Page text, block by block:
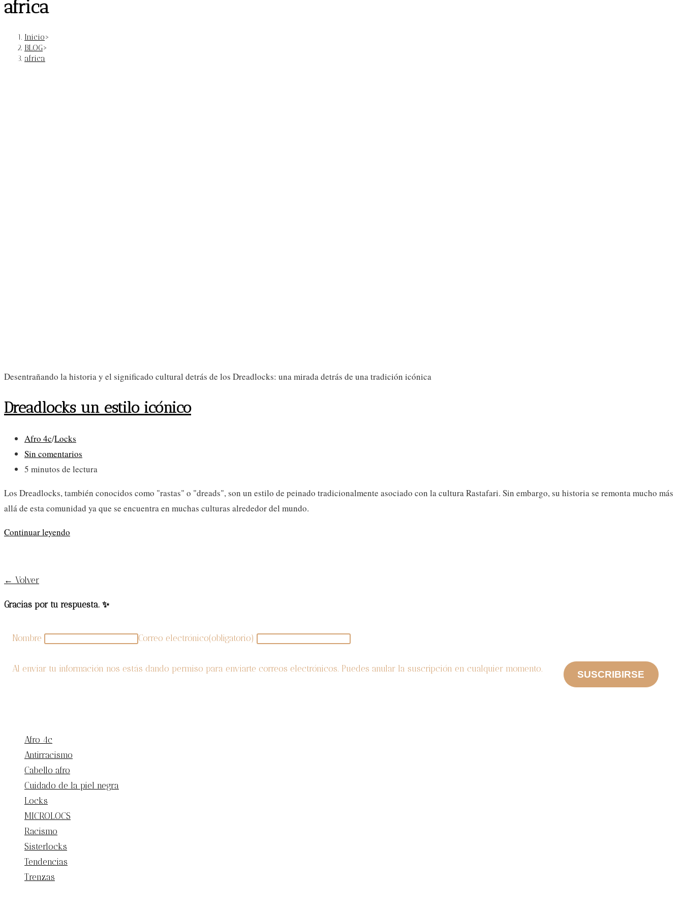
africa
Inicio>
BLOG>
africa
Desentrañando la historia y el significado cultural detrás de los Dreadlocks: una mirada detrás de una tradición icónica
Dreadlocks un estilo icónico
Categoría
de
la
Afro 4c/Locks
Comentarios
de
entrada:
Sin comentarios
Tiempo
lectura:
5 minutos de lectura
Los Dreadlocks, también conocidos como "rastas" o "dreads", son un estilo de peinado tradicionalmente asociado con la cultura Rastafari. Sin embargo, su historia se remonta mucho más
allá de esta comunidad ya que se encuentra en muchas culturas alrededor del mundo.
Continuar leyendo
← Volver
Gracias por tu respuesta. ✨
Nombre Correo electrónico(obligatorio)
Al enviar tu información nos estás dando permiso para enviarte correos electrónicos. Puedes anular la suscripción en cualquier momento.
SUSCRIBIRSE
Afro 4c
Antirracismo
Cabello afro
Cuidado de la piel negra
Locks
MICROLOCS
Racismo
Sisterlocks
Tendencias
Trenzas